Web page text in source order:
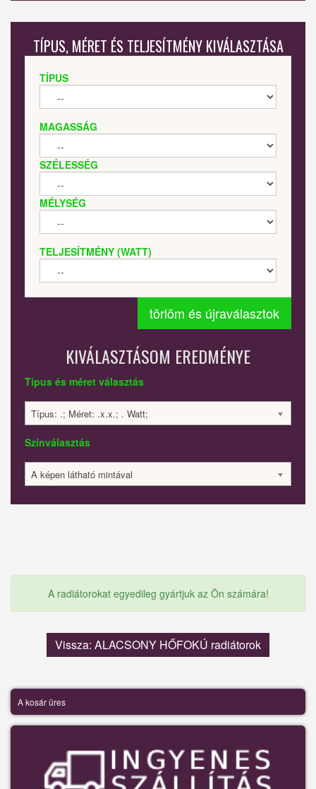
TÍPUS, MÉRET ÉS TELJESÍTMÉNY KIVÁLASZTÁSA
TÍPUS
MAGASSÁG
SZÉLESSÉG
MÉLYSÉG
TELJESÍTMÉNY (WATT)
törlöm és újraválasztok
KIVÁLASZTÁSOM EREDMÉNYE
Típus és méret választás
Típus: .; Méret: .x.x.; . Watt;
Színválasztás
A képen látható mintával
A radiátorokat egyedileg gyártjuk az Ön számára!
Vissza: ALACSONY HŐFOKÚ radiátorok
A kosár üres